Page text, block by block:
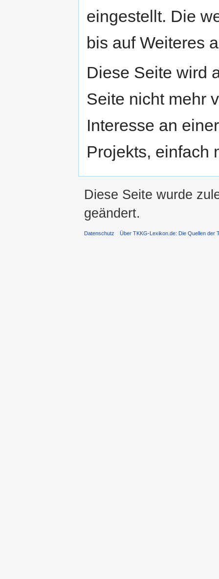
eingestellt. Die
bis auf Weiteres
Diese Seite wird
Seite nicht mehr
Interesse an
Projekts, einfach
Diese Seite wurde
geändert.
Datenschutz Über TKKG-Lexikon.de: Die Quellen der